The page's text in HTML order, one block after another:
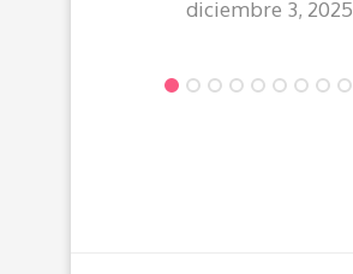
diciembre 3, 2025